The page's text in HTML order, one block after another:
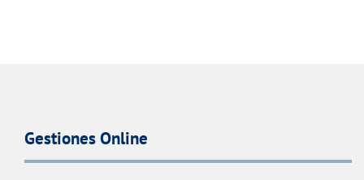
Gestiones Online